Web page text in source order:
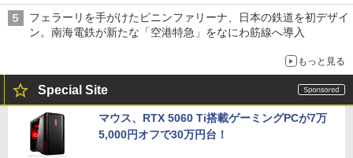
フェラーリを手がけたピニンファリーナ、日本の鉄道を初デザイ
ン。南海電鉄が新たな「空港特急」をなにわ筋線へ導入
もっと見る
Special Site
マウス、RTX 5060 Ti搭載ゲーミングPCが7万
5,000円オフで30万円台！